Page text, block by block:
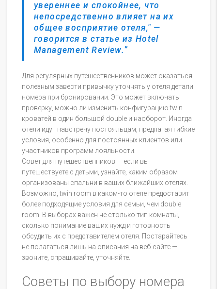
увереннее и спокойнее, что
непосредственно влияет на их
общее восприятие отеля," —
говорится в статье из Hotel
Management Review.
Для регулярных путешественников может оказаться
полезным завести привычку уточнять у отеля детали
номера при бронировании. Это может включать
проверку, можно ли изменить конфигурацию twin
кроватей в один большой double и наоборот. Иногда
отели идут навстречу постояльцам, предлагая гибкие
условия, особенно для постоянных клиентов или
участников программ лояльности.
Совет для путешественников — если вы
путешествуете с детьми, узнайте, каким образом
организованы спальни в ваших ближайших отелях.
Возможно, twin room в каком-то отеле предоставит
более подходящие условия для семьи, чем double
room. В выборах важен не столько тип комнаты,
сколько понимание ваших нужд и готовность
обсудить их с представителем отеля. Постарайтесь
не полагаться лишь на описания на веб-сайте —
звоните, спрашивайте, уточняйте.
Советы по выбору номера